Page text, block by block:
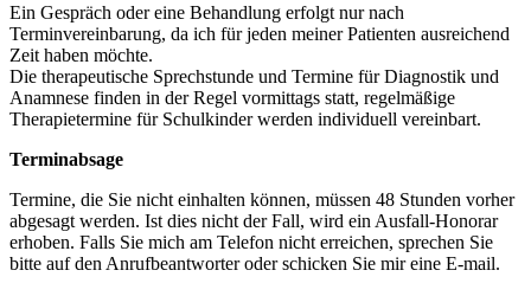
Ein Gespräch oder eine Behandlung erfolgt nur nach
Terminvereinbarung, da ich für jeden meiner Patienten ausreichend
Zeit haben möchte.
Die therapeutische Sprechstunde und Termine für Diagnostik und
Anamnese finden in der Regel vormittags statt, regelmäßige
Therapietermine für Schulkinder werden individuell vereinbart.
Terminabsage
Termine, die Sie nicht einhalten können, müssen 48 Stunden vorher
abgesagt werden. Ist dies nicht der Fall, wird ein Ausfall-Honorar
erhoben. Falls Sie mich am Telefon nicht erreichen, sprechen Sie
bitte auf den Anrufbeantworter oder schicken Sie mir eine E-mail.